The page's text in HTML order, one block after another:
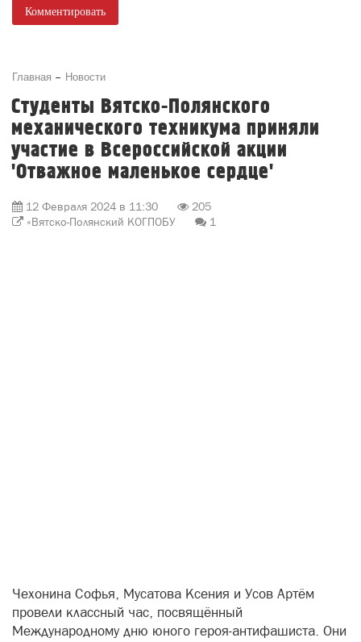
Комментировать
Главная Новости
Студенты Вятско-Полянского
механического техникума приняли
участие в Всероссийской акции
'Отважное маленькое сердце'
12 Февраля 2024 в 11:30
205
«Вятско-Полянский КОГПОБУ
1
Чехонина Софья, Мусатова Ксения и Усов Артём
провели классный час, посвящённый
Международному дню юного героя-антифашиста. Они